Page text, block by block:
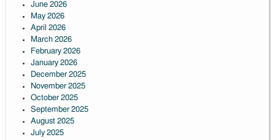
June 2026
May 2026
April 2026
March 2026
February 2026
January 2026
December 2025
November 2025
October 2025
September 2025
August 2025
July 2025